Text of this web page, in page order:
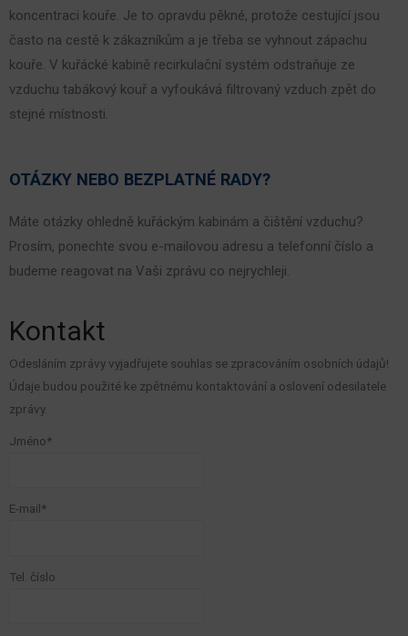
koncentraci kouře. Je to opravdu pěkné, protože cestující jsou
často na cestě k zákazníkům a je třeba se vyhnout zápachu
kouře. V kuřácké kabině recirkulační systém odstraňuje ze
vzduchu tabákový kouř a vyfoukává filtrovaný vzduch zpět do
stejné místnosti.
OTÁZKY NEBO BEZPLATNÉ RADY?
Máte otázky ohledně kuřáckým kabinám a čištění vzduchu?
Prosím, ponechte svou e-mailovou adresu a telefonní číslo a
budeme reagovat na Vaši zprávu co nejrychleji.
Kontakt
Odesláním zprávy vyjadřujete souhlas se zpracováním osobních údajů!
Údaje budou použité ke zpětnému kontaktování a oslovení odesilatele
zprávy.
Jméno*
E-mail*
Tel. číslo